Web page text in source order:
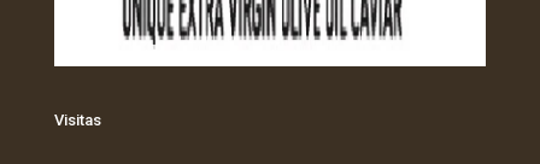
Visitas